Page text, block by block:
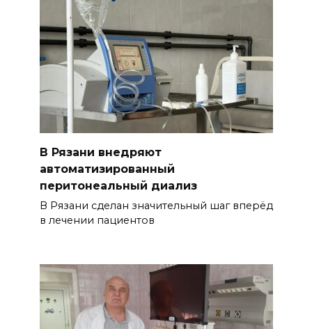
В Рязани внедряют
автоматизированный
перитонеальный диализ
В Рязани сделан значительный шаг вперёд
в лечении пациентов